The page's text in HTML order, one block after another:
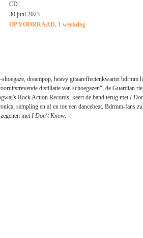
CD
30 juni 2023
OP VOORRAAD, 1 werkdag
dreampop, heavy gitaareffectenkwartet bdrmm
distillatie van schoegazen", de
Rock Action Records, keert de band terug met I
sampling en af ​​en toe een dancebeat. Bdrmm-fans
met I Don't Know.